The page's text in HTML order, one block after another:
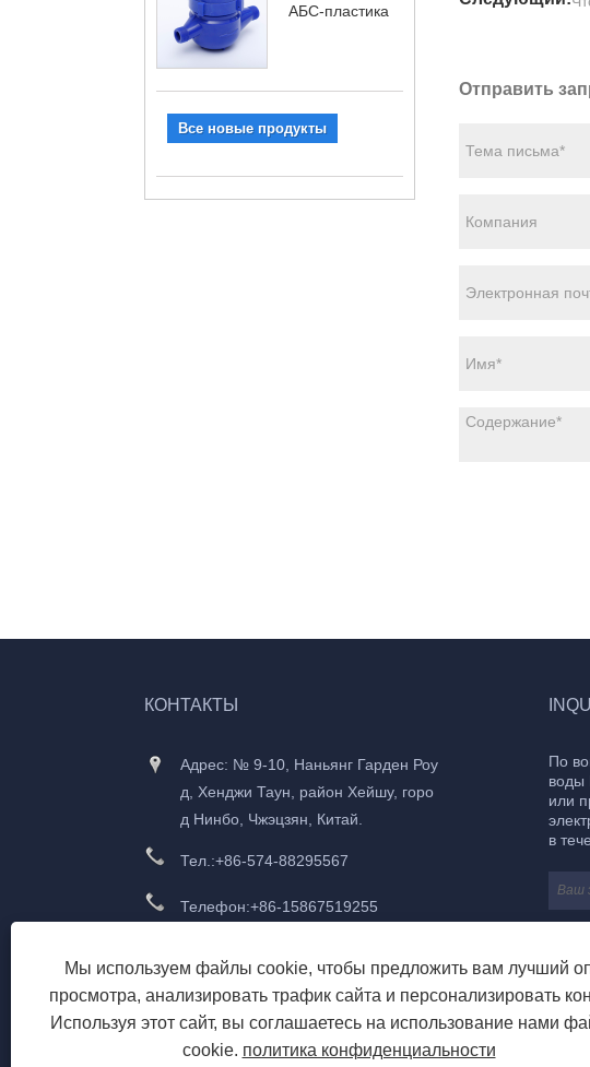
АБС-пластика
Все новые продукты
Отправить
КОНТАКТЫ
Адрес: № 9-10, Наньянг Гарден Роу
д, Хенджи Таун, район Хейшу, горо
д Нинбо, Чжэцзян, Китай.
Тел.:+86-574-88295567
Телефон:+86-15867519255
umeter.com
По
воды
или
в
Мы используем файлы cookie, чтобы предложить вам лучший
просмотра, анализировать трафик сайта и персонализировать
Используя этот сайт, вы соглашаетесь на использование нами
cookie. политика конфиденциальности